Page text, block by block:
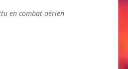
en combat aérien